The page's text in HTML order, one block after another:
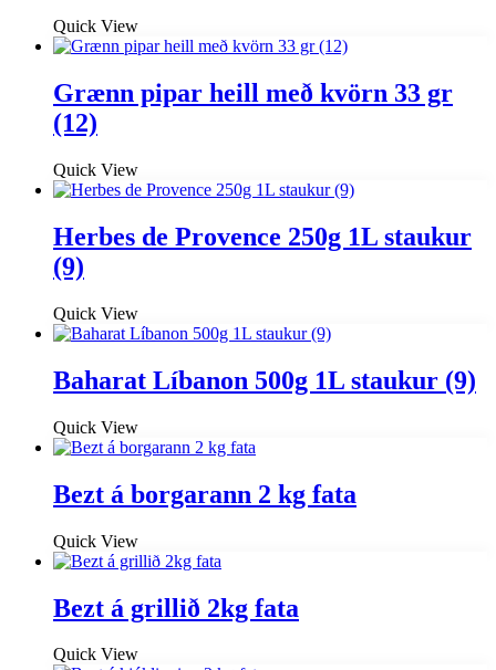
Quick View
Grænn pipar heill með kvörn 33 gr
(12)
Quick View
Herbes de Provence 250g 1L staukur
(9)
Quick View
Baharat Líbanon 500g 1L staukur (9)
Quick View
Bezt á borgarann 2 kg fata
Quick View
Bezt á grillið 2kg fata
Quick View